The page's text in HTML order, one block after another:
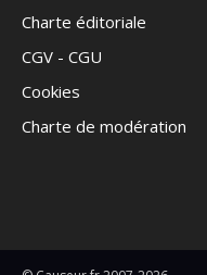
Charte éditoriale
CGV - CGU
Cookies
Charte de modération